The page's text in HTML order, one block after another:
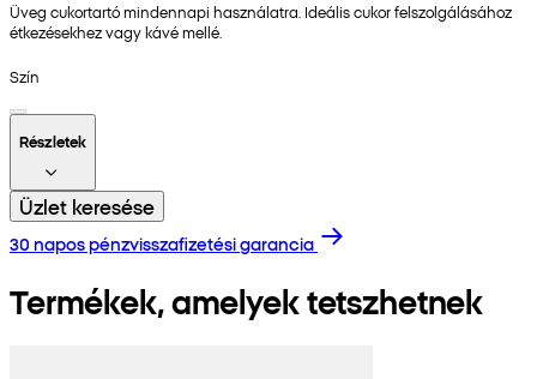
Üveg cukortartó mindennapi használatra. Ideális cukor felszolgálásához
étkezésekhez vagy kávé mellé.
Szín
Részletek
Üzlet keresése
30 napos pénzvisszafizetési garancia
Termékek, amelyek tetszhetnek